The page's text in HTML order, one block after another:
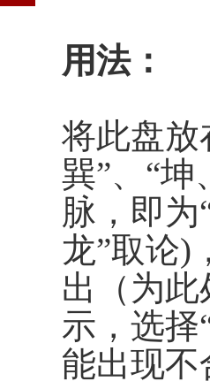
用法：
将此盘放
巽”、“坤
脉，即
龙”取论)
出（为此
示，选
能出现